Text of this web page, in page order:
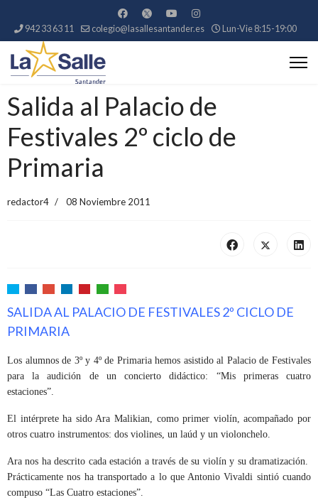
942 33 63 11 colegio@lasallesantander.es Lun-Vie 8:15-19:00
Salida al Palacio de
Festivales 2º ciclo de
Primaria
redactor4 08 Noviembre 2011
SALIDA AL PALACIO DE FESTIVALES 2º CICLO DE
PRIMARIA
Los alumnos de 3º y 4º de Primaria hemos asistido al Palacio de Festivales
para la audición de un concierto didáctico: “Mis primeras cuatro
estaciones”.
El intérprete ha sido Ara Malikian, como primer violín, acompañado por
otros cuatro instrumentos: dos violines, un laúd y un violonchelo.
Ara nos ha descrito cada estación a través de su violín y su dramatización.
Prácticamente nos ha transportado a lo que Antonio Vivaldi sintió cuando
compuso “Las Cuatro estaciones”.